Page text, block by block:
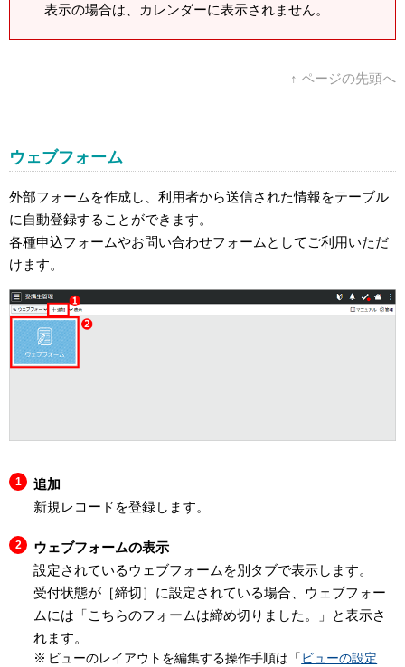
表示の場合は、カレンダーに表示されません。
↑ ページの先頭へ
ウェブフォーム
外部フォームを作成し、利用者から送信された情報をテーブル
に自動登録することができます。
各種申込フォームやお問い合わせフォームとしてご利用いただ
けます。
追加
新規レコードを登録します。
ウェブフォームの表示
設定されているウェブフォームを別タブで表示します。
受付状態が［締切］に設定されている場合、ウェブフォー
ムには「こちらのフォームは締め切りました。」と表示さ
れます。
ビューのレイアウトを編集する操作手順は「 ビューの設定